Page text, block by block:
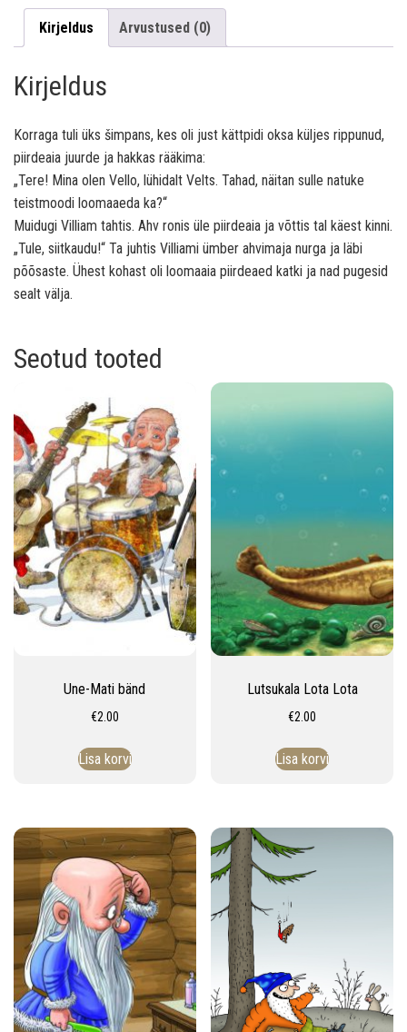
bo
ok
se
ng
er
tt
er
e
Kirjeldus Arvustused (0)
Kirjeldus
Korraga tuli üks šimpans, kes oli just kättpidi oksa küljes rippunud,
piirdeaia juurde ja hakkas rääkima:
„Tere! Mina olen Vello, lühidalt Velts. Tahad, näitan sulle natuke
teistmoodi loomaaeda ka?“
Muidugi Villiam tahtis. Ahv ronis üle piirdeaia ja võttis tal käest kinni.
„Tule, siitkaudu!“ Ta juhtis Villiami ümber ahvimaja nurga ja läbi
põõsaste. Ühest kohast oli loomaaia piirdeaed katki ja nad pugesid
sealt välja.
Seotud tooted
Une-Mati bänd
€2.00
Lisa korvi
Lutsukala Lota Lota
€2.00
Lisa korvi